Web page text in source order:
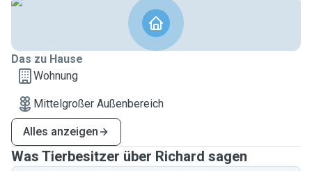
Das zu Hause
Wohnung
Mittelgroßer Außenbereich
Alles anzeigen
Was Tierbesitzer über Richard sagen